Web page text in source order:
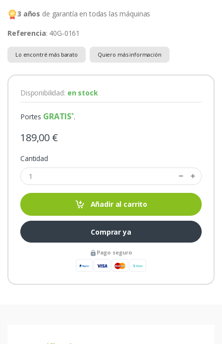
3 años de garantía en todas las máquinas
Referencia: 40G-0161
Lo encontré más barato Quiero más información
Disponibilidad: en stock
Portes GRATIS .
189,00 €
Cantidad
Añadir al carrito
Comprar ya
Pago seguro